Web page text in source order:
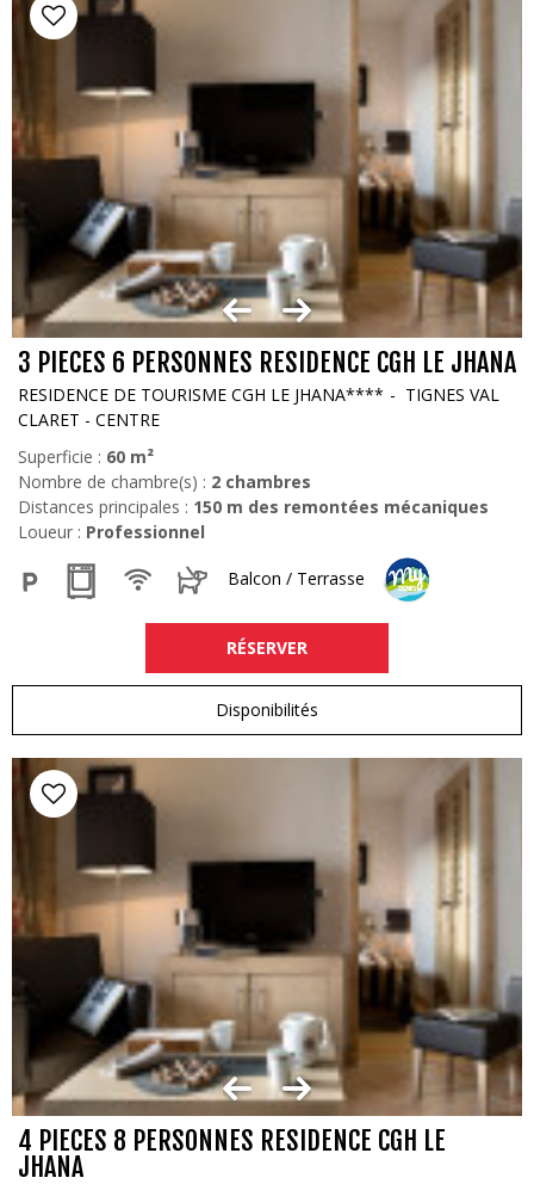
3 PIECES 6 PERSONNES RESIDENCE CGH LE JHANA
RESIDENCE DE TOURISME CGH LE JHANA****
TIGNES VAL
CLARET - CENTRE
Superficie : 60 m²
Nombre de chambre(s) : 2 chambres
Distances principales : 150 m des remontées mécaniques
Loueur : Professionnel
Balcon / Terrasse
RÉSERVER
Disponibilités
4 PIECES 8 PERSONNES RESIDENCE CGH LE
JHANA